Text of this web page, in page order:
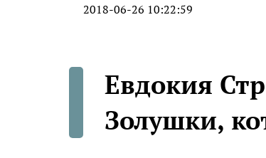
2018-06-26 10:22:59
Евдокия
Золушки,